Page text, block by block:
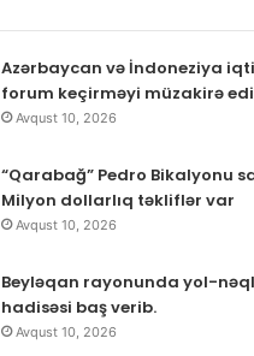
Azərbaycan və İndoneziya
forum keçirməyi müzakirə
Avqust 10, 2026
“Qarabağ” Pedro Bikalyonu
Milyon dollarlıq təkliflər var
Avqust 10, 2026
Beyləqan rayonunda yol-
hadisəsi baş verib.
Avqust 10, 2026